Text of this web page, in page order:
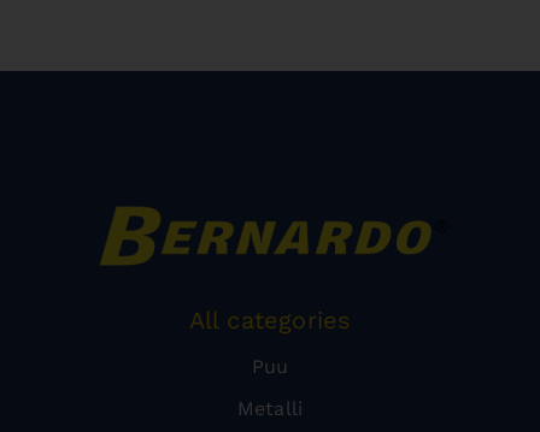
All categories
Puu
Metalli